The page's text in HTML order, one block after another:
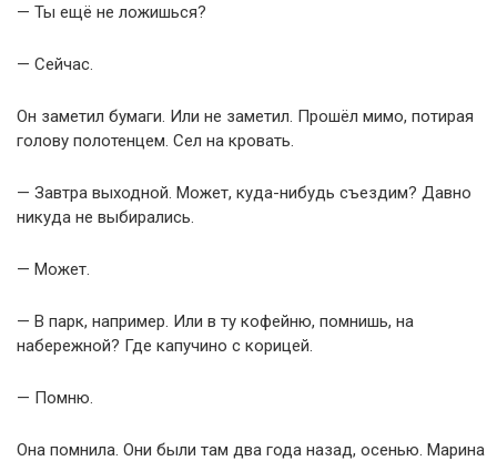
— Ты ещё не ложишься?
— Сейчас.
Он заметил бумаги. Или не заметил. Прошёл мимо, потирая
голову полотенцем. Сел на кровать.
— Завтра выходной. Может, куда-нибудь съездим? Давно
никуда не выбирались.
— Может.
— В парк, например. Или в ту кофейню, помнишь, на
набережной? Где капучино с корицей.
— Помню.
Она помнила. Они были там два года назад, осенью. Марина